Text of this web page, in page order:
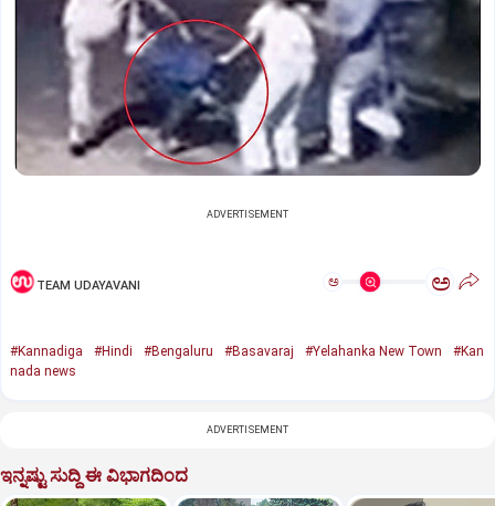
ADVERTISEMENT
TEAM UDAYAVANI ಅ ಅ
#Kannadiga #Hindi #Bengaluru #Basavaraj #Yelahanka New Town
#Kan
nada news
ADVERTISEMENT
ಇನ್ನಷ್ಟು ಸುದ್ದಿ ಈ ವಿಭಾಗದಿಂದ